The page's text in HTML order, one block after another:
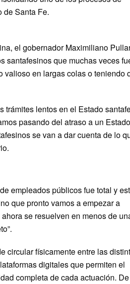
de Santa Fe.
el gobernador Maximiliano
santafesinos que muchas veces
valioso en largas colas o teniendo
trámites lentos en el Estado
pasando del atraso a un
se van a dar cuenta de lo
empleados públicos fue total y
que pronto vamos a empezar a
se resuelven en menos de
circular físicamente entre las
digitales que permiten el
completa de cada actuación.